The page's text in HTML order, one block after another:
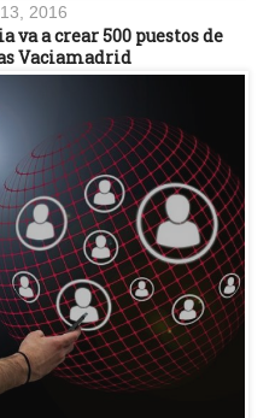
2016
a crear 500 puestos de
Vaciamadrid